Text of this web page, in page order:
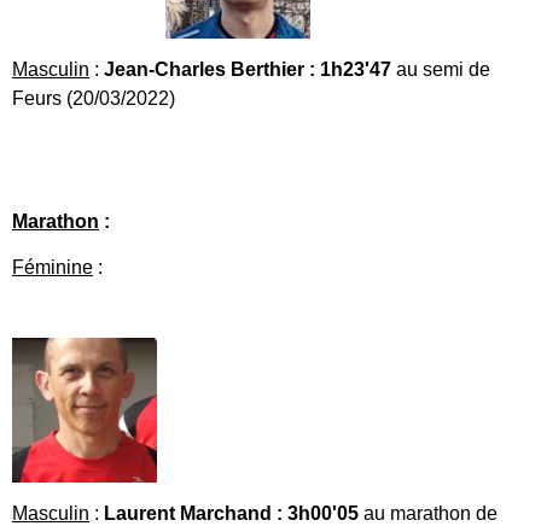
Masculin : Jean-Charles Berthier : 1h23'47 au semi de
Feurs (20/03/2022)
Marathon :
Féminine :
Masculin : Laurent Marchand : 3h00'05 au marathon de